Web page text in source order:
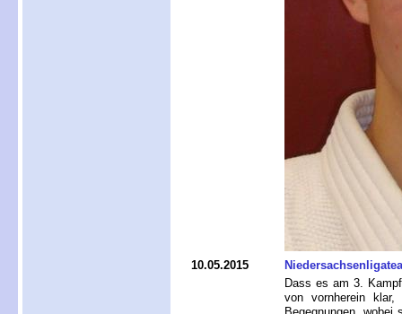
10.05.2015
Dass es am 3.
von vornherein